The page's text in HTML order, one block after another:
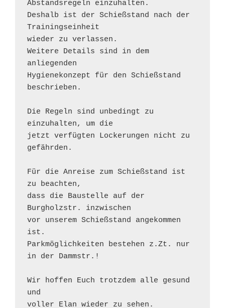
Abstandsregeln einzuhalten.
Deshalb ist der Schießstand nach der
Trainingseinheit
wieder zu verlassen.
Weitere Details sind in dem
anliegenden
Hygienekonzept für den Schießstand
beschrieben.
Die Regeln sind unbedingt zu
einzuhalten, um die
jetzt verfügten Lockerungen nicht zu
gefährden.
Für die Anreise zum Schießstand ist
zu beachten,
dass die Baustelle auf der
Burgholzstr. inzwischen
vor unserem Schießstand angekommen
ist.
Parkmöglichkeiten bestehen z.Zt. nur
in der Dammstr.!
Wir hoffen Euch trotzdem alle gesund
und
voller Elan wieder zu sehen.